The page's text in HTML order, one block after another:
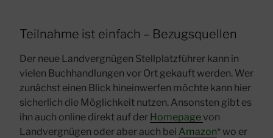
Teilnahme ist einfach – Bezugsquellen
Der neue Landvergnügen Stellplatzführer kann in
vielen Buchhandlungen vor Ort gekauft werden. Wer
zunächst einen Blick hineinwerfen möchte kann hier
sicherlich die Möglichkeit nutzen. Ansonsten gibt es
ihn auch online direkt auf der Homepage von
Landvergnügen oder aber auch bei Amazon* wo er